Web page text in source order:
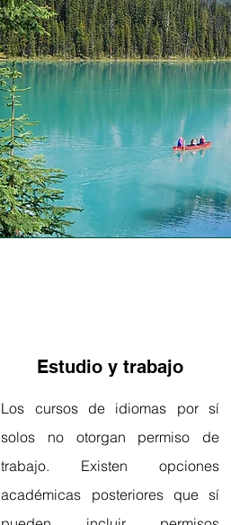
Estudio y trabajo
Los cursos de idiomas por sí
solos no otorgan permiso de
trabajo. Existen opciones
académicas posteriores que sí